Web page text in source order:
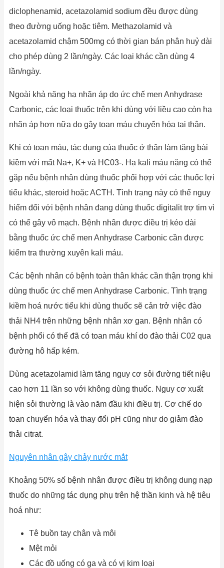
diclophenamid, acetazolamid sodium đều được dùng
theo đường uống hoặc tiêm. Methazolamid và
acetazolamid chậm 500mg có thời gian bán phân huỷ dài
cho phép dùng 2 lần/ngày. Các loại khác cần dùng 4
lần/ngày.
Ngoài khả năng hạ nhãn áp do ức chế men Anhydrase
Carbonic, các loại thuốc trên khi dùng với liều cao còn hạ
nhãn áp hơn nữa do gây toan máu chuyển hóa tại thận.
Khi có toan máu, tác dụng của thuốc ở thận làm tăng bài
kiềm với mất Na+, K+ và HC03-. Hạ kali máu nặng có thể
gặp nếu bệnh nhân dùng thuốc phối hợp với các thuốc lợi
tiểu khác, steroid hoặc ACTH. Tình trạng này có thể nguy
hiểm đối với bệnh nhân đang dùng thuốc digitalit trợ tim vì
có thể gây vô mạch. Bệnh nhân được điều trị kéo dài
bằng thuốc ức chế men Anhydrase Carbonic cần được
kiểm tra thường xuyên kali máu.
Các bệnh nhân có bệnh toàn thân khác cần thận trọng khi
dùng thuốc ức chế men Anhydrase Carbonic. Tình trạng
kiềm hoá nước tiểu khi dùng thuốc sẽ cản trở việc đào
thải NH4 trên những bệnh nhân xơ gan. Bệnh nhân có
bệnh phổi có thể đã có toan máu khí do đào thải C02 qua
đường hô hấp kém.
Dùng acetazolamid làm tăng nguy cơ sỏi đường tiết niệu
cao hơn 11 lần so với không dùng thuốc. Nguy cơ xuất
hiện sỏi thường là vào năm đầu khi điều trị. Cơ chế do
toan chuyển hóa và thay đổi pH cũng như do giảm đào
thải citrat.
Nguyên nhân gây chảy nước mắt
Khoảng 50% số bệnh nhân được điều trị không dung nạp
thuốc do những tác dụng phụ trên hệ thần kinh và hệ tiêu
hoá như:
Tê buồn tay chân và môi
Mệt mỏi
Các đồ uống có ga và có vị kim loại